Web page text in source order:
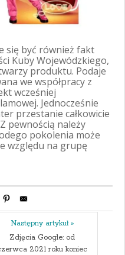
się być również fakt
Kuby Wojewódzkiego,
produktu. Podaje
we współpracy z
wcześniej
Jednocześnie
przestanie całkowicie
pewnością należy
pokolenia może
względu na grupę
Następny artykuł »
Zdjęcia Google: od
2021 roku koniec